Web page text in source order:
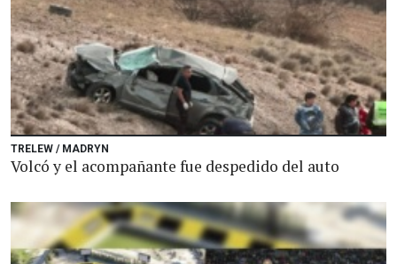
TRELEW / MADRYN
Volcó y el acompañante fue despedido del auto